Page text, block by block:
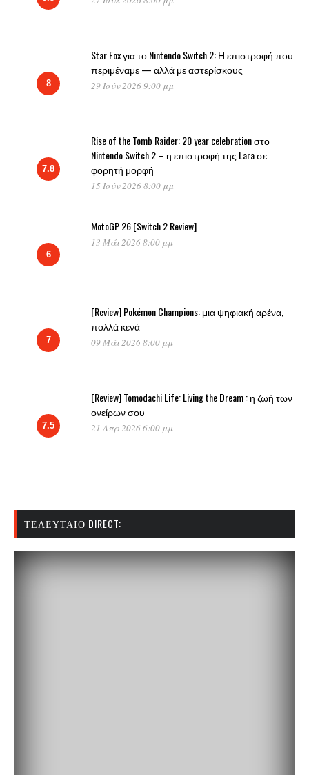
8
Star Fox για το Nintendo Switch 2: Η επιστροφή που
περιμέναμε — αλλά με αστερίσκους
29 Ιούν 2026 9:00 μμ
7.8
Rise of the Tomb Raider: 20 year celebration στο
Nintendo Switch 2 – η επιστροφή της Lara σε
φορητή μορφή
15 Ιούν 2026 8:00 μμ
6
MotoGP 26 [Switch 2 Review]
13 Μάι 2026 8:00 μμ
7
[Review] Pokémon Champions: μια ψηφιακή αρένα,
πολλά κενά
09 Μάι 2026 8:00 μμ
7.5
[Review] Tomodachi Life: Living the Dream : η ζωή των
ονείρων σου
21 Απρ 2026 6:00 μμ
ΤΕΛΕΥΤΑΊΟ DIRECT: